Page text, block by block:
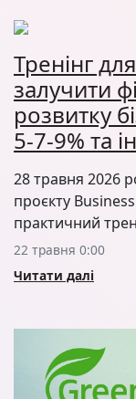
Тренінг
залучити
розвитку
5-7-9% та
28 травня 2026
проєкту
практичний
22 травня 0:00
Читати далі